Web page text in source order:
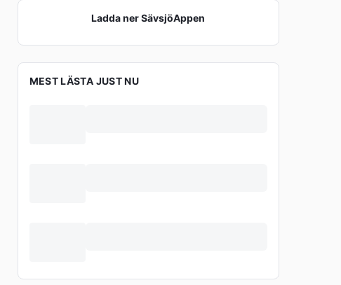
Ladda nerSävsjöAppen
MEST LÄSTA JUST NU